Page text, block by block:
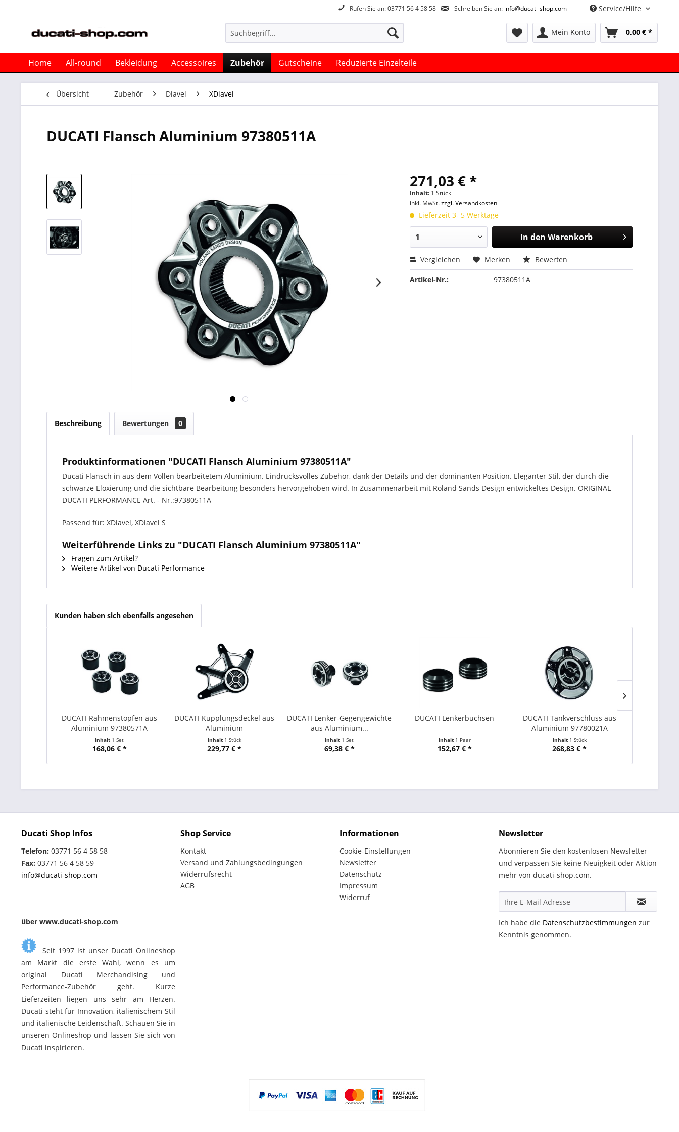
Service/Hilfe
Rufen Sie an: 03771 56 4 58 58 Schreiben Sie an: info@ducati-shop.com
Mein Konto 0,00 € *
Home All-round Bekleidung Accessoires Zubehör Gutscheine Reduzierte Einzelteile
Übersicht Zubehör Diavel XDiavel
DUCATI Flansch Aluminium 97380511A
271,03 € *
Inhalt: 1 Stück
inkl. MwSt.zzgl. Versandkosten
Lieferzeit 3- 5 Werktage
In den Warenkorb
Vergleichen Merken Bewerten
Artikel-Nr.: 97380511A
Beschreibung Bewertungen 0
Produktinformationen "DUCATI Flansch Aluminium 97380511A"
Ducati Flansch in aus dem Vollen bearbeitetem Aluminium. Eindrucksvolles Zubehör, dank der Details und der dominanten Position. Eleganter Stil, der durch die
schwarze Eloxierung und die sichtbare Bearbeitung besonders hervorgehoben wird. In Zusammenarbeit mit Roland Sands Design entwickeltes Design. ORIGINAL
DUCATI PERFORMANCE Art. - Nr.:97380511A
Passend für: XDiavel, XDiavel S
Weiterführende Links zu "DUCATI Flansch Aluminium 97380511A"
Fragen zum Artikel?
Weitere Artikel von Ducati Performance
Kunden haben sich ebenfalls angesehen
DUCATI Rahmenstopfen aus
Aluminium 97380571A
Inhalt 1 Set
168,06 € *
DUCATI Kupplungsdeckel aus
Aluminium
Inhalt 1 Stück
229,77 € *
DUCATI Lenker-Gegengewichte
aus Aluminium...
Inhalt 1 Set
69,38 € *
DUCATI Lenkerbuchsen
Inhalt 1 Paar
152,67 € *
DUCATI Tankverschluss aus
Aluminium 97780021A
Inhalt 1 Stück
268,83 € *
Ducati Shop Infos
Telefon: 03771 56 4 58 58
Fax: 03771 56 4 58 59
info@ducati-shop.com
über www.ducati-shop.com
Seit 1997 ist unser Ducati Onlineshop
am Markt die erste Wahl, wenn es um
original Ducati Merchandising und
Performance-Zubehör geht. Kurze
Lieferzeiten liegen uns sehr am Herzen.
Ducati steht für Innovation, italienischem Stil
und italienische Leidenschaft. Schauen Sie in
unseren Onlineshop und lassen Sie sich von
Ducati inspirieren.
Shop Service
Kontakt
Versand und Zahlungsbedingungen
Widerrufsrecht
AGB
Informationen
Cookie-Einstellungen
Newsletter
Datenschutz
Impressum
Widerruf
Newsletter
Abonnieren Sie den kostenlosen Newsletter
und verpassen Sie keine Neuigkeit oder Aktion
mehr von ducati-shop.com.
Ich habe die Datenschutzbestimmungen zur
Kenntnis genommen.